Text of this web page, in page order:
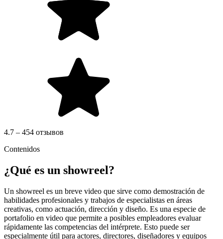
4.7 – 454 отзывов
Contenidos
¿Qué es un showreel?
Un showreel es un breve video que sirve como demostración de
habilidades profesionales y trabajos de especialistas en áreas
creativas, como actuación, dirección y diseño. Es una especie de
portafolio en video que permite a posibles empleadores evaluar
rápidamente las competencias del intérprete. Esto puede ser
especialmente útil para actores, directores, diseñadores y equipos